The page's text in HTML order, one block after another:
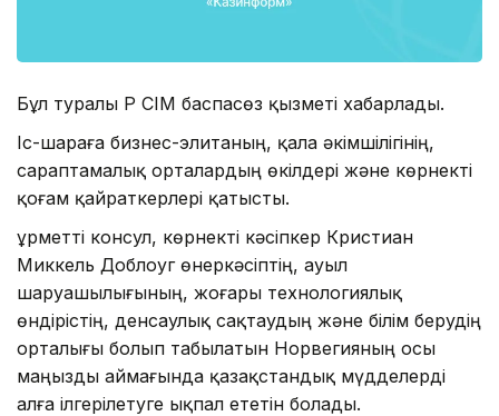
Бұл туралы ҚР СІМ баспасөз қызметі хабарлады.
Іс-шараға бизнес-элитаның, қала әкімшілігінің,
сараптамалық орталардың өкілдері және көрнекті
қоғам қайраткерлері қатысты.
Құрметті консул, көрнекті кәсіпкер Кристиан
Миккель Доблоуг өнеркәсіптің, ауыл
шаруашылығының, жоғары технологиялық
өндірістің, денсаулық сақтаудың және білім берудің
орталығы болып табылатын Норвегияның осы
маңызды аймағында қазақстандық мүдделерді
алға ілгерілетуге ықпал ететін болады.